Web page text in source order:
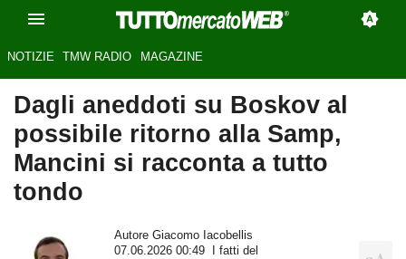
NOTIZIE TMW RADIO MAGAZINE
Dagli aneddoti su Boskov al
possibile ritorno alla Samp,
Mancini si racconta a tutto
tondo
Autore Giacomo Iacobellis
07.06.2026 00:49
I fatti del